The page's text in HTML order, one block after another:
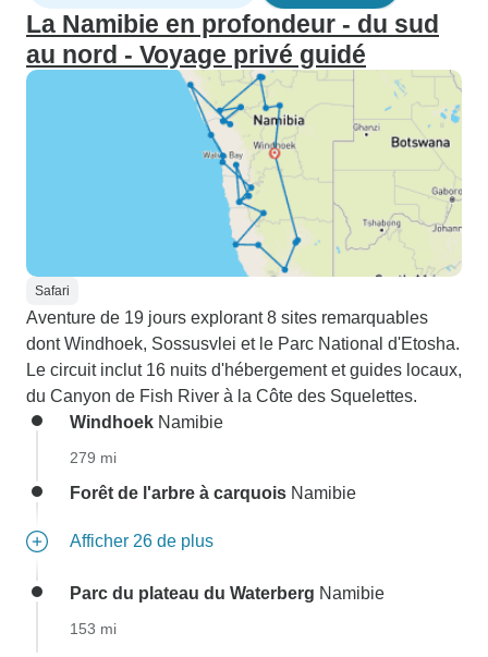
La Namibie en profondeur - du sud
au nord - Voyage privé guidé
Safari
Aventure de 19 jours explorant 8 sites remarquables
dont Windhoek, Sossusvlei et le Parc National d'Etosha.
Le circuit inclut 16 nuits d'hébergement et guides locaux,
du Canyon de Fish River à la Côte des Squelettes.
Windhoek Namibie
279 mi
Forêt de l'arbre à carquois Namibie
Afficher 26 de plus
Parc du plateau du Waterberg Namibie
153 mi